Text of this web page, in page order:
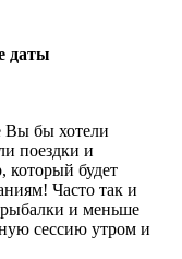
даты
Вы бы хотели
поездки и
который будет
Часто так и
рыбалки и меньше
сессию утром и